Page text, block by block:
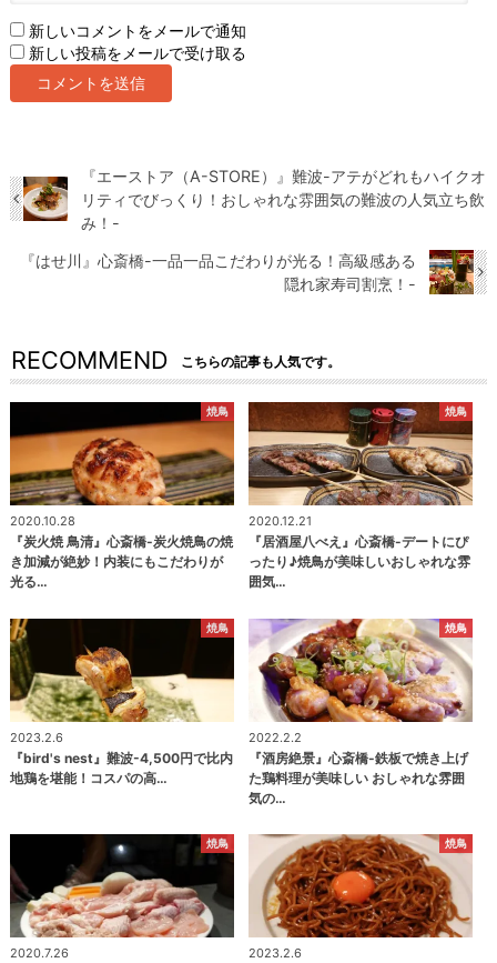
新しいコメントをメールで通知
新しい投稿をメールで受け取る
『エーストア（A-STORE）』難波-アテがどれもハイクオ
リティでびっくり！おしゃれな雰囲気の難波の人気立ち飲
み！-
『はせ川』心斎橋-一品一品こだわりが光る！高級感ある
隠れ家寿司割烹！-
RECOMMEND こちらの記事も人気です。
焼鳥
2020.10.28
『炭火焼 鳥清』心斎橋-炭火焼鳥の焼
き加減が絶妙！内装にもこだわりが
光る…
焼鳥
2020.12.21
『居酒屋八べえ』心斎橋-デートにぴ
ったり♪焼鳥が美味しいおしゃれな雰
囲気…
焼鳥
2023.2.6
『bird's nest』難波-4,500円で比内
地鶏を堪能！コスパの高…
焼鳥
2022.2.2
『酒房絶景』心斎橋-鉄板で焼き上げ
た鶏料理が美味しい おしゃれな雰囲
気の…
焼鳥
2020.7.26
焼鳥
2023.2.6